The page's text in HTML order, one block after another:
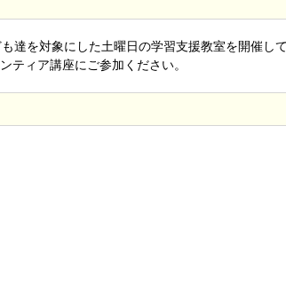
達を対象にした土曜日の学習支援教室を開催し
ティア講座にご参加ください。